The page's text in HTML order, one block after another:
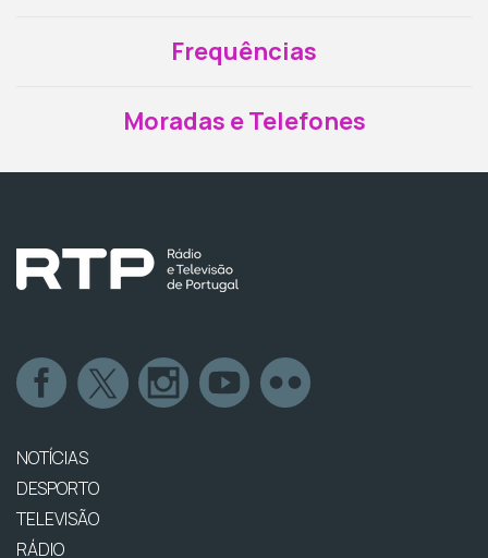
Frequências
Moradas e Telefones
NOTÍCIAS
DESPORTO
TELEVISÃO
RÁDIO